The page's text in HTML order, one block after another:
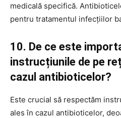
medicală specifică.
pentru tratamentul infecțiilor
10. De ce este
instrucțiunile de pe
cazul antibioticelor?
Este crucial să respectăm
ales în cazul antibioticelor,